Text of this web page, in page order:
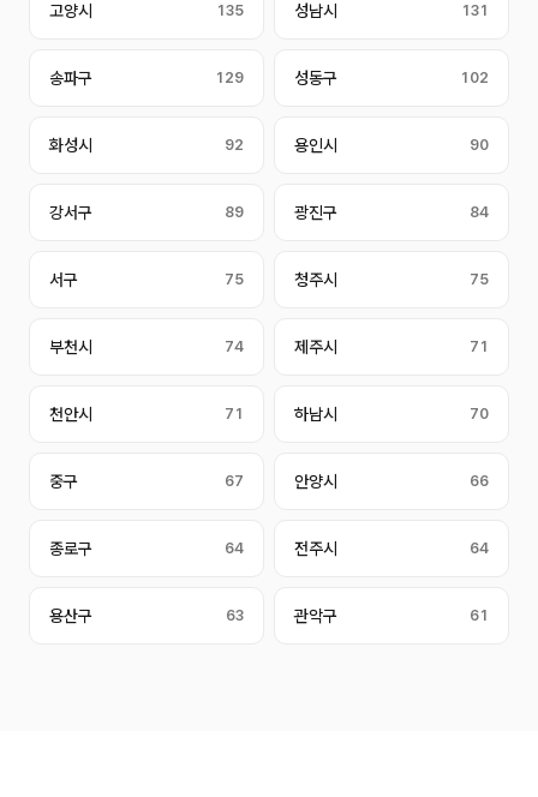
고양시 135 성남시 131
송파구 129 성동구 102
화성시 92 용인시 90
강서구 89 광진구 84
서구 75 청주시 75
부천시 74 제주시 71
천안시 71 하남시 70
중구 67 안양시 66
종로구 64 전주시 64
용산구 63 관악구 61